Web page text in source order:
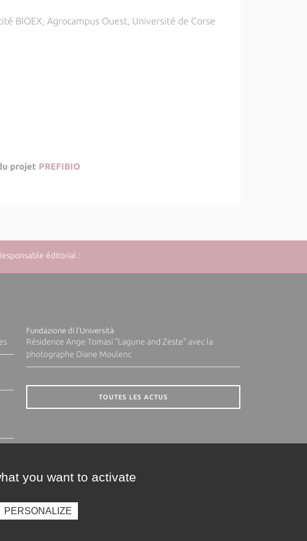
BIOEX, Agrocampus Ouest, Université de Corse
projet PREFIBIO
éditorial :
Fundazione di l'Università
Résidence Ange Tomasi "Lagune and Zeste" avec la
photographe Diane Moulenc
TOUTES LES ACTUS
you want to activate
PERSONALIZE